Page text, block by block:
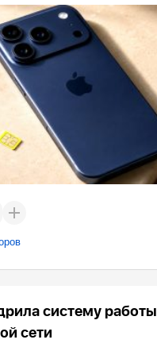
систему
сети